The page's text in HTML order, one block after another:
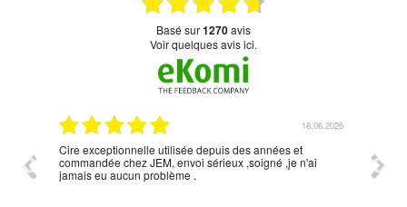
basé sur1270avis
Voir quelques avis ici.
18.06.2026
Cire exceptionnelle utilisée depuis des années et
commandée chez JEM, envoi sérieux ,soigné ,je n'ai
jamais eu aucun problème .